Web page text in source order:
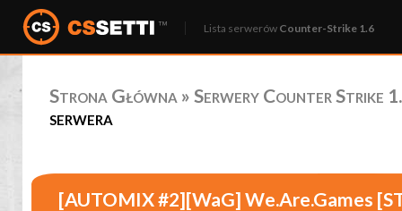
Lista serwerów Counter-Strike 1.6
Strona Główna » Serwery Counter Strike
serwera
[AUTOMIX #2][WaG] We.Are.Games